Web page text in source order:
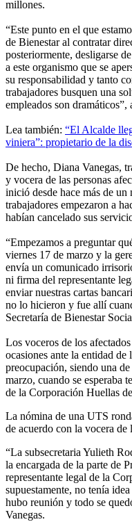
millones.
“Este punto en el que
de Bienestar al contratar
posteriormente, desligarse
a este organismo que se
su responsabilidad y tanto
trabajadores busquen una
empleados son dramáticos”,
Lea también: “El Alcalde
viniera”: propietario de la
De hecho, Diana Vanegas,
y vocera de las personas
inició desde hace más de
trabajadores empezaron a
habían cancelado sus
“Empezamos a preguntar
viernes 17 de marzo y la
envía un comunicado
ni firma del representante
enviar nuestras cartas
no lo hicieron y fue allí
Secretaría de Bienestar
Los voceros de los
ocasiones ante la entidad
preocupación, siendo una
marzo, cuando se esperaba
de la Corporación Huellas
La nómina de una UTS
de acuerdo con la vocera de
“La subsecretaria Yulieth
la encargada de la parte de
representante legal de la
supuestamente, no tenía
hubo reunión y todo se
Vanegas.